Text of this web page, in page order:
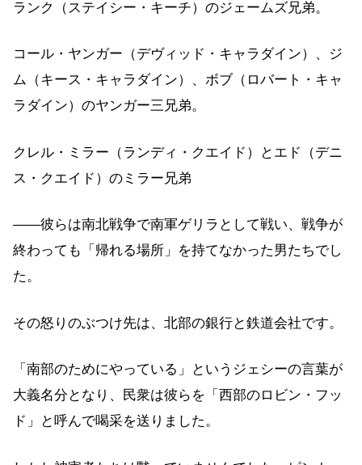
ランク（ステイシー・キーチ）のジェームズ兄弟。
コール・ヤンガー（デヴィッド・キャラダイン）、ジ
ム（キース・キャラダイン）、ボブ（ロバート・キャ
ラダイン）のヤンガー三兄弟。
クレル・ミラー（ランディ・クエイド）とエド（デニ
ス・クエイド）のミラー兄弟
——彼らは南北戦争で南軍ゲリラとして戦い、戦争が
終わっても「帰れる場所」を持てなかった男たちでし
た。
その怒りのぶつけ先は、北部の銀行と鉄道会社です。
「南部のためにやっている」というジェシーの言葉が
大義名分となり、民衆は彼らを「西部のロビン・フッ
ド」と呼んで喝采を送りました。